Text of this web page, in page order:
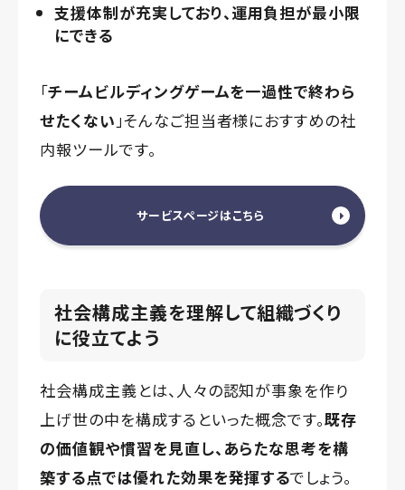
支援体制が充実しており、運用負担が最小限
にできる
「チームビルディングゲームを一過性で終わら
せたくない」そんなご担当者様におすすめの社
内報ツールです。
サービスページはこちら
社会構成主義を理解して組織づくり
に役立てよう
社会構成主義とは、人々の認知が事象を作り
上げ世の中を構成するといった概念です。既存
の価値観や慣習を見直し、あらたな思考を構
築する点では優れた効果を発揮するでしょう。